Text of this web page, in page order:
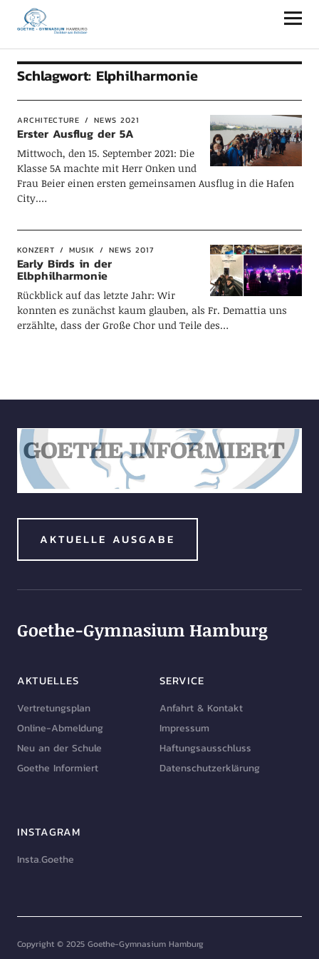
Goethe-Gymnasium Hamburg
Schlagwort: Elphilharmonie
ARCHITECTURE NEWS 2021
Erster Ausflug der 5A
Mittwoch, den 15. September 2021: Die
Klasse 5A machte mit Herr Onken und
Frau Beier einen ersten gemeinsamen Ausflug in die Hafen
City.…
KONZERT MUSIK NEWS 2017
Early Birds in der
Elbphilharmonie
Rückblick auf das letzte Jahr: Wir
konnten es zunächst kaum glauben, als Fr. Demattia uns
erzählte, dass der Große Chor und Teile des…
AKTUELLE AUSGABE
Goethe-Gymnasium Hamburg
AKTUELLES
Vertretungsplan
Online-Abmeldung
Neu an der Schule
Goethe Informiert
SERVICE
Anfahrt & Kontakt
Impressum
Haftungsausschluss
Datenschutzerklärung
INSTAGRAM
Insta.Goethe
Copyright © 2025 Goethe-Gymnasium Hamburg